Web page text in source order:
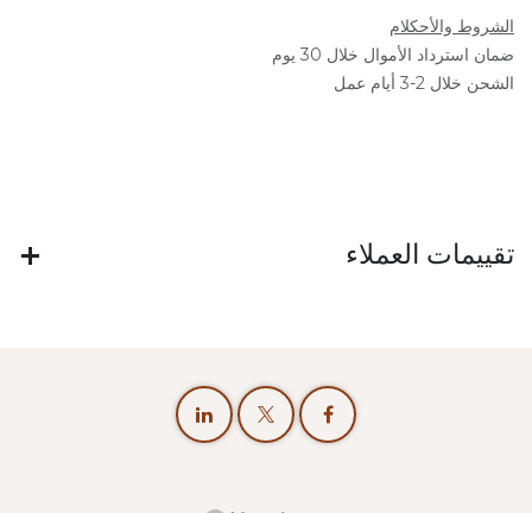
الشروط والأحكلام
ضمان استرداد الأموال خلال 30 يوم
الشحن خلال 2-3 أيام عمل
تقييمات العملاء